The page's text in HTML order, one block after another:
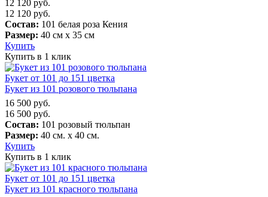
12 120 руб.
12 120 руб.
Состав: 101 белая роза Кения
Размер: 40 см х 35 см
Купить
Купить в 1 клик
Букет от 101 до 151 цветка
Букет из 101 розового тюльпана
16 500 руб.
16 500 руб.
Состав: 101 розовый тюльпан
Размер: 40 см. х 40 см.
Купить
Купить в 1 клик
Букет от 101 до 151 цветка
Букет из 101 красного тюльпана